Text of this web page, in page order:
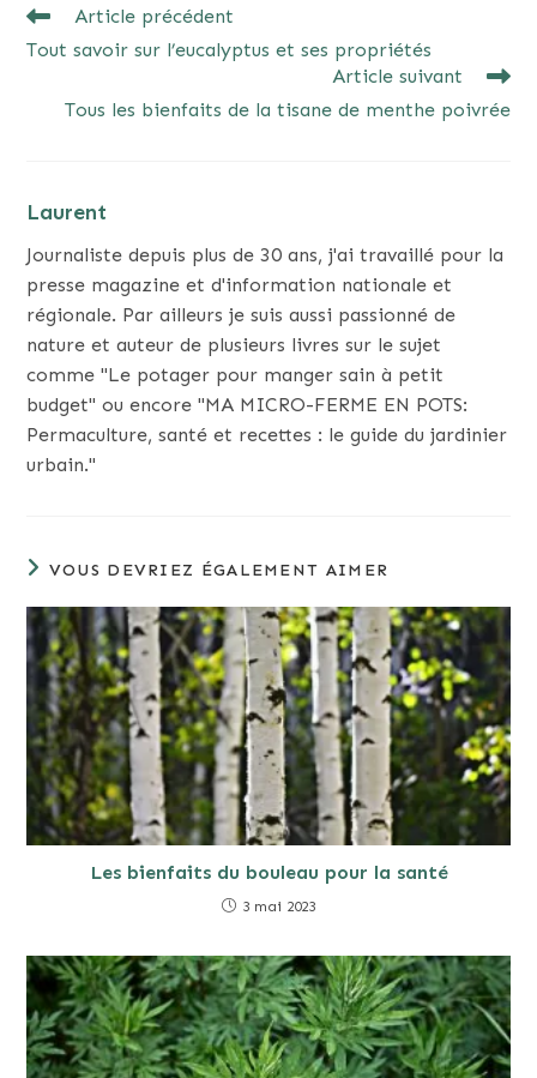
READ
ARTICLES
Article précédent
Tout savoir sur l’eucalyptus et ses propriétés
Article suivant
Tous les bienfaits de la tisane de menthe poivrée
Laurent
Journaliste depuis plus de 30 ans, j'ai travaillé pour la
presse magazine et d'information nationale et
régionale. Par ailleurs je suis aussi passionné de
nature et auteur de plusieurs livres sur le sujet
comme "Le potager pour manger sain à petit
budget" ou encore "MA MICRO-FERME EN POTS:
Permaculture, santé et recettes : le guide du jardinier
urbain."
VOUS DEVRIEZ ÉGALEMENT AIMER
Les bienfaits du bouleau pour la santé
3 mai 2023